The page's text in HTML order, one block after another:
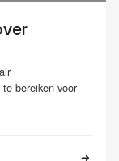
bereiken voor